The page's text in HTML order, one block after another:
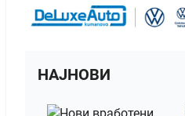
НАЈНОВИ